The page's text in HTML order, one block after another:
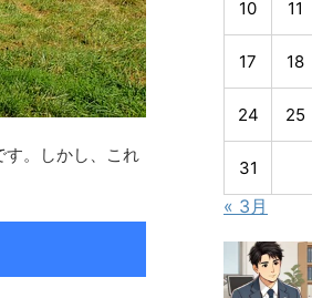
。しかし、これ
10 11
17 18
24 25
31
« 3月